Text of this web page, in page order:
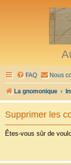
FAQ Nous
La gnomonique
Supprimer les
Êtes-vous sûr de